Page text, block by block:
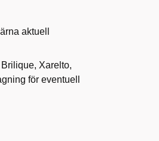
aktuell
Xarelto,
för eventuell